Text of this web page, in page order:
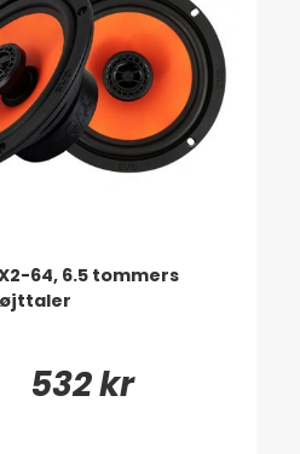
X2-64, 6.5 tommers
532 kr